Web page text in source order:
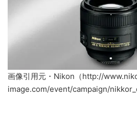
画像引用元・Nikon（http://
image.com/event/campaign/